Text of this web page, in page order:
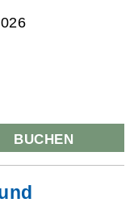
BUCHEN